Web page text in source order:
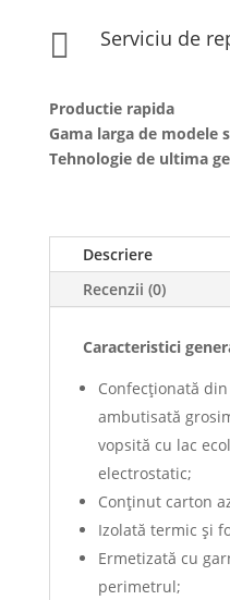
 Serviciu de
Productie rapida
Gama larga de modele
Tehnologie de ultima
Descriere
Recenzii (0)
Caracteristici
Confecționată
ambutisată
vopsită cu lac
electrostatic;
Conţinut carton
Izolată termic şi
Ermetizată cu
perimetrul;